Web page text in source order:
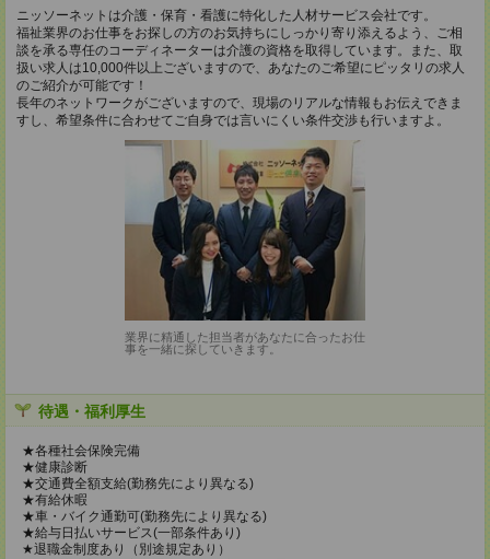
ニッソーネットは介護・保育・看護に特化した人材サービス会社です。
福祉業界のお仕事をお探しの方のお気持ちにしっかり寄り添えるよう、ご相
談を承る専任のコーディネーターは介護の資格を取得しています。また、取
扱い求人は10,000件以上ございますので、あなたのご希望にピッタリの求人
のご紹介が可能です！
長年のネットワークがございますので、現場のリアルな情報もお伝えできま
すし、希望条件に合わせてご自身では言いにくい条件交渉も行いますよ。
業界に精通した担当者があなたに合ったお仕
事を一緒に探していきます。
待遇・福利厚生
★各種社会保険完備
★健康診断
★交通費全額支給(勤務先により異なる)
★有給休暇
★車・バイク通勤可(勤務先により異なる)
★給与日払いサービス(一部条件あり)
★退職金制度あり（別途規定あり）